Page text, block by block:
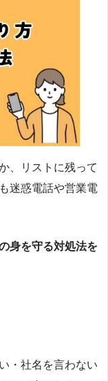
、リストに残って
迷惑電話や営業電
身を守る対処法を
・社名を言わない